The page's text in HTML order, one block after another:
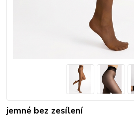
jemné bez zesílení